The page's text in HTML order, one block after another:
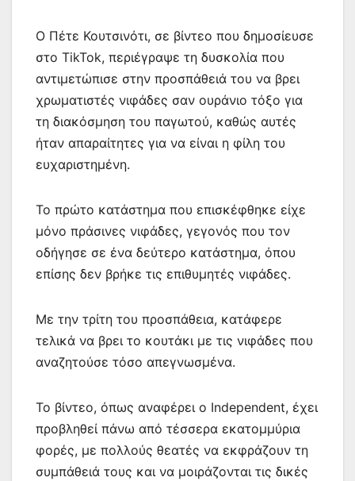
Ο Πέτε Κουτσινότι, σε βίντεο που δημοσίευσε
στο TikTok, περιέγραψε τη δυσκολία που
αντιμετώπισε στην προσπάθειά του να βρει
χρωματιστές νιφάδες σαν ουράνιο τόξο για
τη διακόσμηση του παγωτού, καθώς αυτές
ήταν απαραίτητες για να είναι η φίλη του
ευχαριστημένη.
Το πρώτο κατάστημα που επισκέφθηκε είχε
μόνο πράσινες νιφάδες, γεγονός που τον
οδήγησε σε ένα δεύτερο κατάστημα, όπου
επίσης δεν βρήκε τις επιθυμητές νιφάδες.
Με την τρίτη του προσπάθεια, κατάφερε
τελικά να βρει το κουτάκι με τις νιφάδες που
αναζητούσε τόσο απεγνωσμένα.
Το βίντεο, όπως αναφέρει ο Independent, έχει
προβληθεί πάνω από τέσσερα εκατομμύρια
φορές, με πολλούς θεατές να εκφράζουν τη
συμπάθειά τους και να μοιράζονται τις δικές